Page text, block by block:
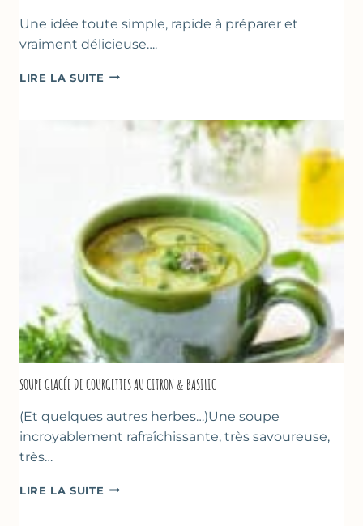
Une idée toute simple, rapide à préparer et
vraiment délicieuse….
LIRE LA SUITE ABRICOTS
D’ORANGER
SOUPE GLACÉE DE COURGETTES AU CITRON & BASILIC
(Et quelques autres herbes…)Une soupe
incroyablement rafraîchissante, très savoureuse,
très…
LIRE LA SUITE SOUPE